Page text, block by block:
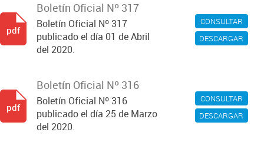
CONSULTAR
DESCARGAR
Boletín Oficial Nº 317
Boletín Oficial Nº 317
publicado el día 01 de Abril
del 2020.
pdf
CONSULTAR
DESCARGAR
Boletín Oficial Nº 316
Boletín Oficial Nº 316
publicado el día 25 de Marzo
del 2020.
pdf